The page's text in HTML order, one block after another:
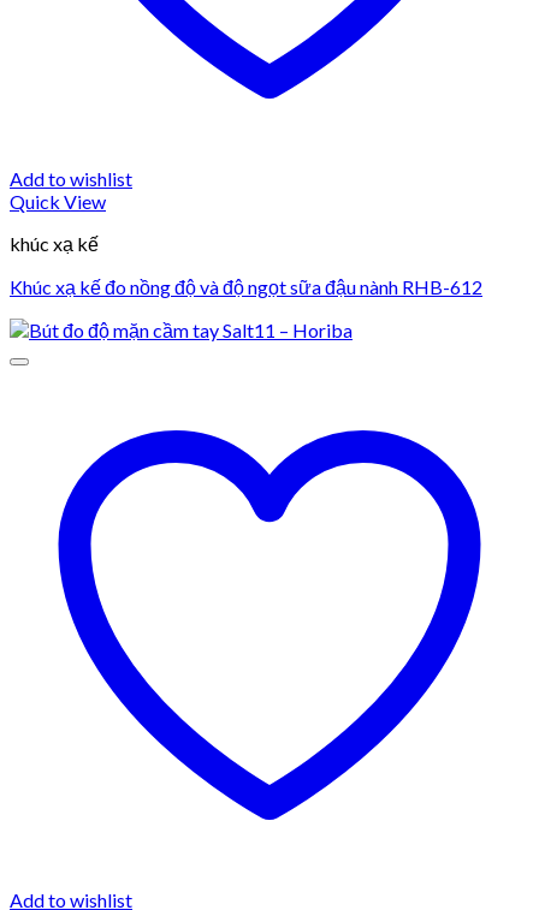
Add to wishlist
Quick View
khúc xạ kế
Khúc xạ kế đo nồng độ và độ ngọt sữa đậu nành RHB-612
Add to wishlist